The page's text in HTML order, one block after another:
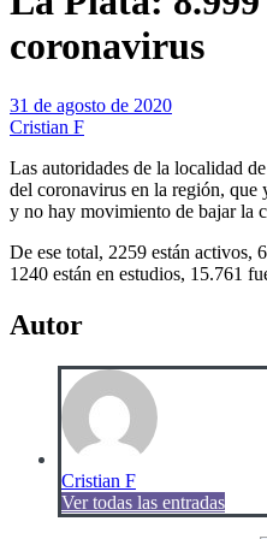
coronavirus
31 de agosto de 2020
Cristian F
Las autoridades de la localidad
del coronavirus en la región, que
y no hay movimiento de bajar la
De ese total, 2259 están activos,
1240 están en estudios, 15.761
Autor
Cristian F
Ver todas las entradas